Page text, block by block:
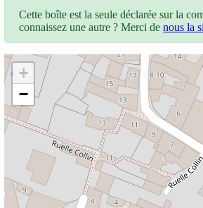
Cette boîte est la seule déclarée sur la
connaissez une autre ? Merci denous la
+
−